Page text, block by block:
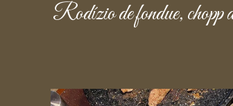
Rodízio de fondue, chopp